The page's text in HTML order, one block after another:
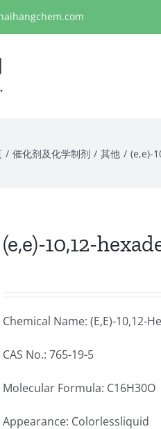
/ 催化剂及化学制剂 / 其他 / (e,e)-
(e,e)-10,12-
Chemical Name: (E,E)-10,12-
CAS No.: 765-19-5
Molecular Formula: C16H30O
Appearance: Colorlessliquid